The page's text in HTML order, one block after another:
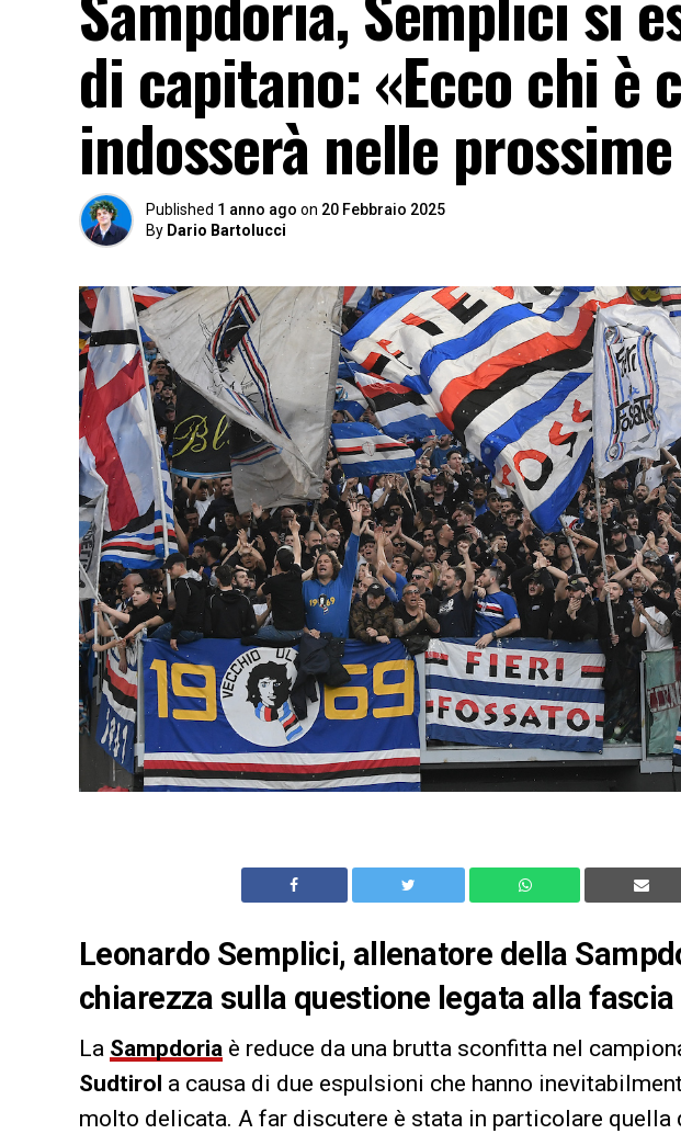
di capitano: «Ecco chi è
indosserà nelle
Published 1 anno ago on 20 Febbraio 2025
By Dario Bartolucci
Leonardo Semplici, allenatore della
chiarezza sulla questione legata alla
La Sampdoria è reduce da una brutta sconfitta nel
Sudtirol a causa di due espulsioni che hanno
molto delicata. A far discutere è stata in particolare quella